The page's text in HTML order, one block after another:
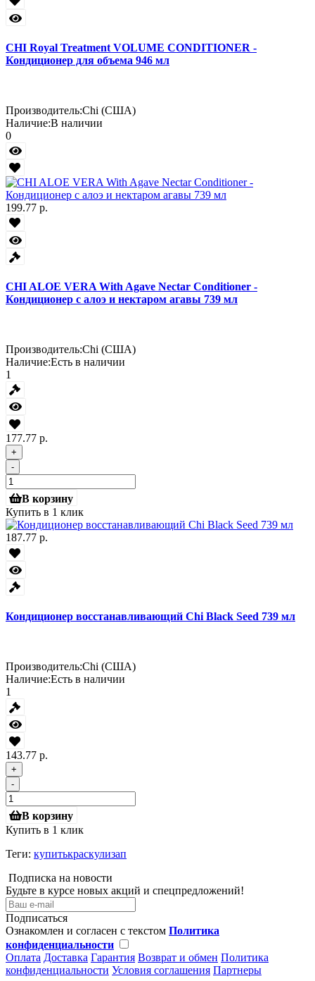
CHI Royal Treatment VOLUME CONDITIONER -
Кондиционер для объема 946 мл
Производитель:Chi (США)
Наличие:В наличии
0
199.77 р.
CHI ALOE VERA With Agave Nectar Conditioner -
Кондиционер с алоэ и нектаром агавы 739 мл
Производитель:Chi (США)
Наличие:Есть в наличии
1
177.77 р.
+
-
В корзину
Купить в 1 клик
187.77 р.
Кондиционер восстанавливающий Chi Black Seed 739 мл
Производитель:Chi (США)
Наличие:Есть в наличии
1
143.77 р.
+
-
В корзину
Купить в 1 клик
Теги: купитькраскулизап
Подписка на новости
Будьте в курсе новых акций и спецпредложений!
Подписаться
Ознакомлен и согласен с текстом Политика
конфиденциальности
Оплата Доставка Гарантия Возврат и обмен Политика
конфиденциальности Условия соглашения Партнеры